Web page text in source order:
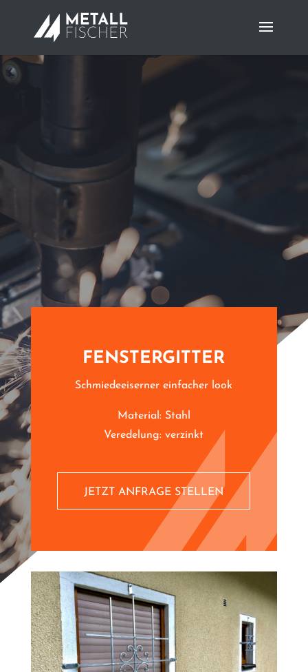
FENSTERGITTER
Schmiedeeiserner einfacher look
Material: Stahl
Veredelung: verzinkt
JETZT ANFRAGE STELLEN